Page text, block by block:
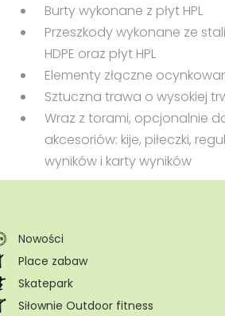
Nowości
Place zabaw
Skatepark
Siłownie Outdoor fitness
Burty wykonane z płyt HPL
Przeszkody wykonane ze
HDPE oraz płyt HPL
Elementy złączne
Sztuczna trawa o wysokiej
Wraz z torami, opcjonalnie
akcesoriów: kije, piłeczki,
wyników i karty wyników